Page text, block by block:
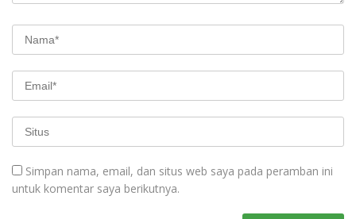
Simpan nama, email, dan situs web saya pada peramban ini
untuk komentar saya berikutnya.